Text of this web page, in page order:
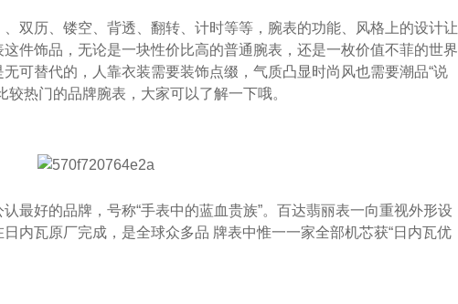
双历、镂空、背透、翻转、计时等等，腕表的功能、风格上的设计让
件饰品，无论是一块性价比高的普通腕表，还是一枚价值不菲的世界
可替代的，人靠衣装需要装饰点缀，气质凸显时尚风也需要潮品“说
较热门的品牌腕表，大家可以了解一下哦。
最好的品牌，号称“手表中的蓝血贵族”。百达翡丽表一向重视外形设
内瓦原厂完成，是全球众多品 牌表中惟一一家全部机芯获“日内瓦优